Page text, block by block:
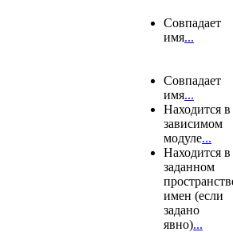
Совпадает
имя...
Совпадает
имя...
Находится в
зависимом
модуле...
Находится в
заданном
имен (если
задано
явно)...